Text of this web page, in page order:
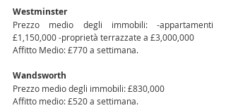
Westminster
Prezzo medio degli immobili: -appartamenti
£1,150,000 -proprietà terrazzate a £3,000,000
Affitto Medio: £770 a settimana.
Wandsworth
Prezzo medio degli immobili: £830,000
Affitto medio: £520 a settimana.